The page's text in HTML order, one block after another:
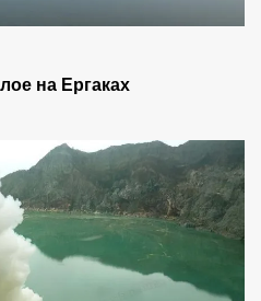
на Ергаках